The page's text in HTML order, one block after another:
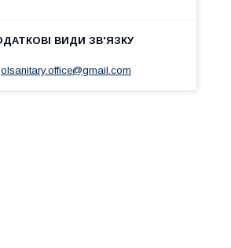
olsanitary.office@gmail.com